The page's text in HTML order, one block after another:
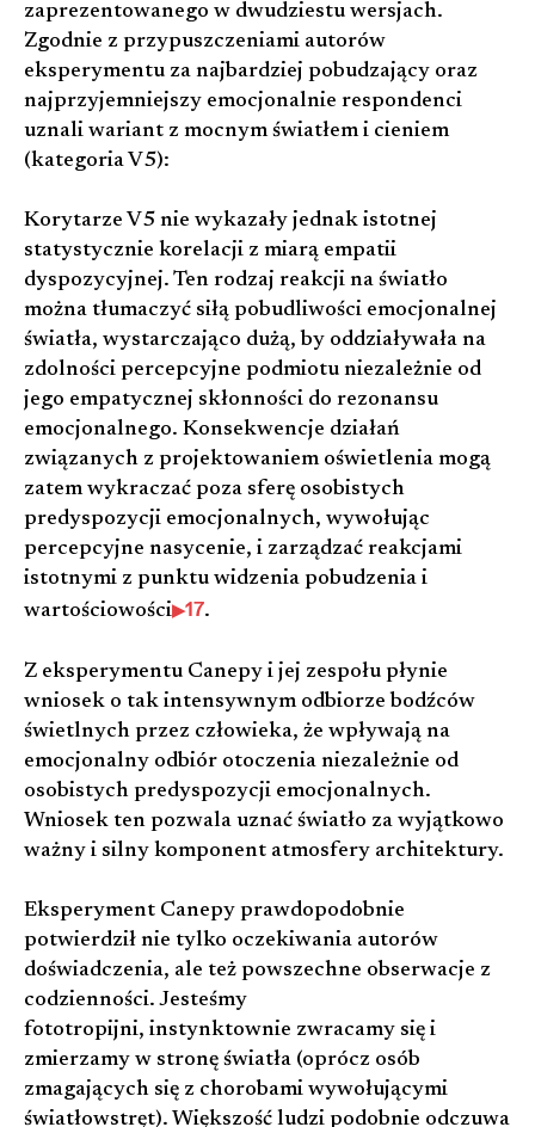
zaprezentowanego w dwudziestu wersjach.
Zgodnie z przypuszczeniami autorów
eksperymentu za najbardziej pobudzający oraz
najprzyjemniejszy emocjonalnie respondenci
uznali wariant z mocnym światłem i cieniem
(kategoria V5):
Korytarze V5 nie wykazały jednak istotnej
statystycznie korelacji z miarą empatii
dyspozycyjnej. Ten rodzaj reakcji na światło
można tłumaczyć siłą pobudliwości emocjonalnej
światła, wystarczająco dużą, by oddziaływała na
zdolności percepcyjne podmiotu niezależnie od
jego empatycznej skłonności do rezonansu
emocjonalnego. Konsekwencje działań
związanych z projektowaniem oświetlenia mogą
zatem wykraczać poza sferę osobistych
predyspozycji emocjonalnych, wywołując
percepcyjne nasycenie, i zarządzać reakcjami
istotnymi z punktu widzenia pobudzenia i
wartościowości
17.
Z eksperymentu Canepy i jej zespołu płynie
wniosek o tak intensywnym odbiorze bodźców
świetlnych przez człowieka, że wpływają na
emocjonalny odbiór otoczenia niezależnie od
osobistych predyspozycji emocjonalnych.
Wniosek ten pozwala uznać światło za wyjątkowo
ważny i silny komponent atmosfery architektury.
Eksperyment Canepy prawdopodobnie
potwierdził nie tylko oczekiwania autorów
doświadczenia, ale też powszechne obserwacje z
codzienności. Jesteśmy
fototropijni, instynktownie zwracamy się i
zmierzamy w stronę światła (oprócz osób
zmagających się z chorobami wywołującymi
światłowstręt). Większość ludzi podobnie odczuwa